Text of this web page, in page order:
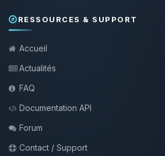
RESSOURCES & SUPPORT
Accueil
Actualités
FAQ
Documentation API
Forum
Contact / Support